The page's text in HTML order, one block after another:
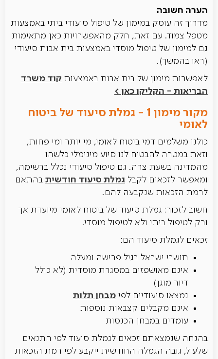
הערה חשובה
מדריך זה עוסק במימון של טיפול סיעודי ביתי באמצעות
מטפל צמוד. עם זאת, חלק מהאפשרויות כאן מתאימות
גם למימון של טיפול מוסדי באמצעות בית אבות סיעודי
(ראו בהמשך).
לאפשרות מימון של בית אבות באמצעות קוד משרד
הבריאות - הקליקו כאן >
מקור מימון 1 - גמלת סיעוד של ביטוח
לאומי
כולנו משלמים דמי ביטוח לאומי, מי יותר ומי פחות,
וזאת במטרה להבטיח לנו סיוע מינימלי כלשהו
מהמדינה בשעת צרה. גם טיפול סיעודי נכלל ברשימה,
ומאפשר לזכאים לקבלגמלת סיעוד חודשית בהתאם
לרמת הזכאות שנקבעה להם.
חשוב לזכור: גמלת סיעוד של ביטוח לאומי מיועדת אך
ורק לטיפול ביתי ולא לטיפול מוסדי.
זכאים לגמלת סיעוד הם:
תושבי ישראל בגיל פרישה ומעלה
אינם מאושפזים במסגרת מוסדית (לא כולל
דיור מוגן)
נמצאו סיעודיים לפימבחן תלות
אינם מקבלים קצבאות נוספות
עומדים במבחן הכנסות
בהנחה שנמצאתם זכאים לגמלת סיעוד לפי התנאים
שלעיל, גובה הגמלה החודשית ייקבע לפי רמת הזכאות